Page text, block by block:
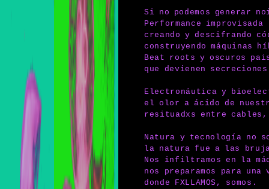
Si no podemos generar
Performance improvisada
creando y descifrando
construyendo máquinas
Beat roots y oscuros
que devienen
Electronáutica y
el olor a ácido de
resituadxs entre
Natura y tecnología no
la natura fue a las
Nos infiltramos en la
nos preparamos para
donde FXLLAMOS, somos.